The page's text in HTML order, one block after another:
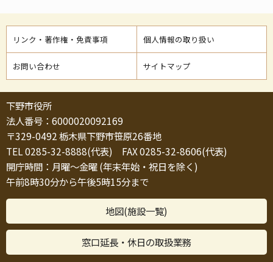
リンク・著作権・免責事項 個人情報の取り扱い
お問い合わせ サイトマップ
下野市役所
法人番号：6000020092169
〒329-0492 栃木県下野市笹原26番地
TEL 0285-32-8888(代表) FAX 0285-32-8606(代表)
開庁時間：月曜～金曜 (年末年始・祝日を除く)
午前8時30分から午後5時15分まで
地図(施設一覧)
窓口延長・休日の取扱業務